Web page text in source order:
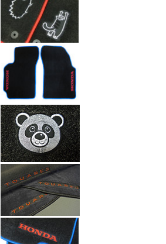
Автоковрики с вышивкой по
Введите размеры вышивки
Размер (см)
Кол-во
Стоимость
2 100 руб.
Оформить заказ